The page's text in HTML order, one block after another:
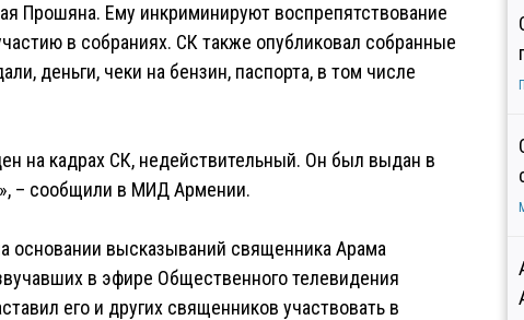
Прошяна. Ему инкриминируют воспрепятствование
в собраниях. СК также опубликовал собранные
деньги, чеки на бензин, паспорта, в том числе
на кадрах СК, недействительный. Он был выдан в
– сообщили в МИД Армении.
основании высказываний священника Арама
в эфире Общественного телевидения
его и других священников участвовать в